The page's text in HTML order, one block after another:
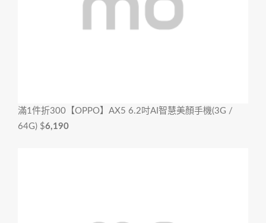
滿1件折300 【OPPO】AX5 6.2吋AI智慧美顏手機(3G /
64G) $6,190